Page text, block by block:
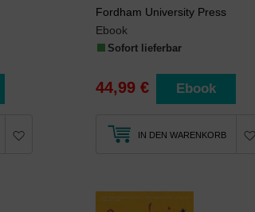
Fordham University Press
Ebook
Sofort lieferbar
44,99 € Ebook
IN DEN WARENKORB